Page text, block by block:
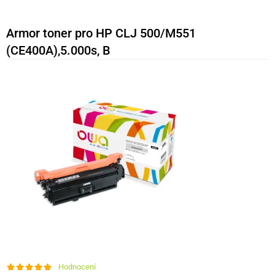
Armor toner pro HP CLJ 500/M551
(CE400A),5.000s, B
Hodnocení